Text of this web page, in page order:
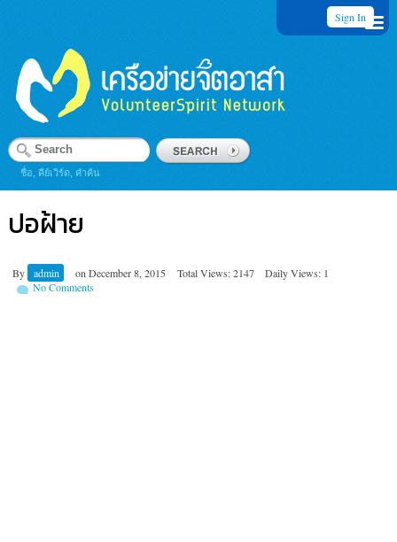
Sign In
ชื่อ, คีย์เวิร์ด, คำค้น
ปอฝ้าย
By admin on December 8, 2015 Total Views: 2147
Daily Views: 1
No Comments